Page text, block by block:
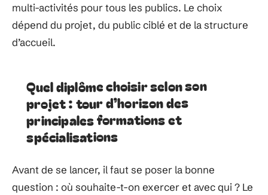
multi-activités pour tous les publics. Le choix
dépend du projet, du public ciblé et de la structure
d’accueil.
Quel diplôme choisir selon son
projet : tour d’horizon des
principales formations et
spécialisations
Avant de se lancer, il faut se poser la bonne
question : où souhaite-t-on exercer et avec qui ? Le